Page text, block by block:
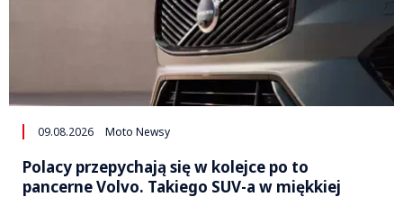
09.08.2026 Moto Newsy
Polacy przepychają się w kolejce po to
pancerne Volvo. Takiego SUV-a w miękkiej